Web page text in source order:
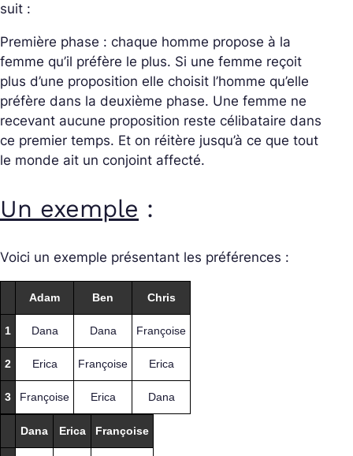
suit :
Première phase : chaque homme propose à la
femme qu’il préfère le plus. Si une femme reçoit
plus d’une proposition elle choisit l’homme qu’elle
préfère dans la deuxième phase. Une femme ne
recevant aucune proposition reste célibataire dans
ce premier temps. Et on réitère jusqu’à ce que tout
le monde ait un conjoint affecté.
Un exemple :
Voici un exemple présentant les préférences :
Adam Ben Chris
1 Dana Dana Françoise
2 Erica Françoise Erica
3 Françoise Erica Dana
Dana Erica Françoise